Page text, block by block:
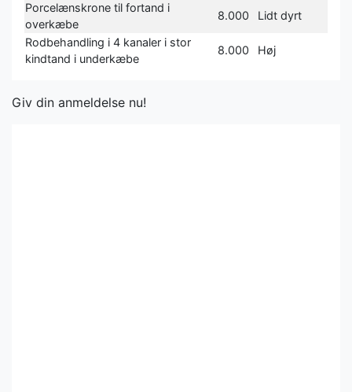
Porcelænskrone til fortand i
overkæbe
8.000
Lidt dyrt
Rodbehandling i 4 kanaler i stor
kindtand i underkæbe
8.000 Høj
Giv din anmeldelse nu!